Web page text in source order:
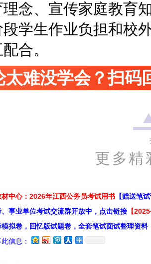
理念、宣传家庭教育
学生作业负担和校
合。
太难没学会？扫码
更多精
中心：2026年江西公务员考试用书 【赠送笔
事业单位考试交流群开放中，点击链接 【
拟卷，回忆版试题卷，全套笔试面试整理资料
信息：